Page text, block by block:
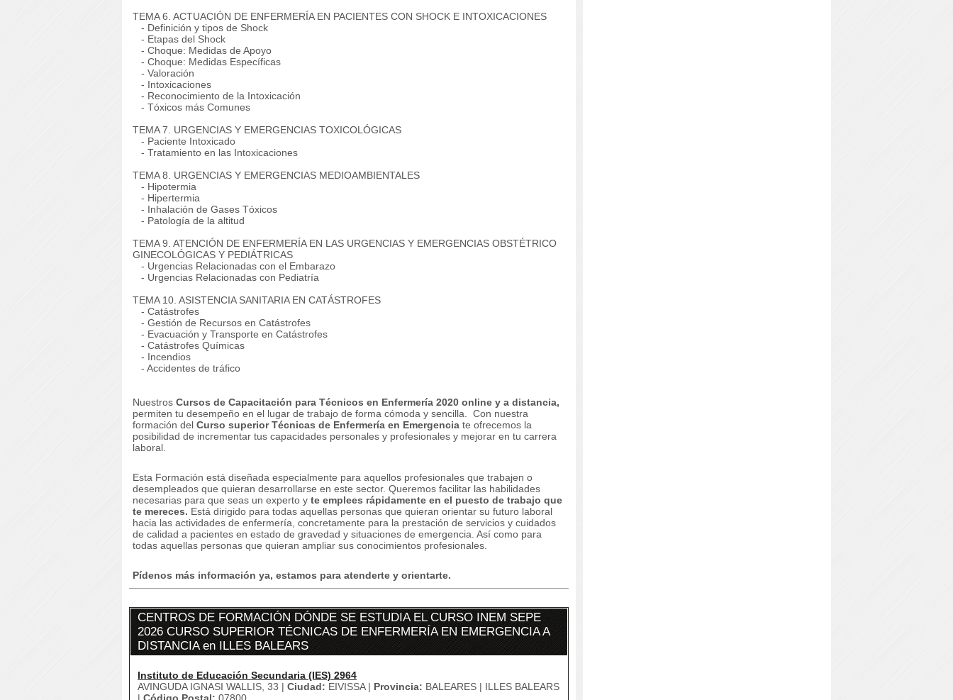
TEMA 6. ACTUACIÓN DE ENFERMERÍA EN PACIENTES CON SHOCK E INTOXICACIONES
- Definición y tipos de Shock
- Etapas del Shock
- Choque: Medidas de Apoyo
- Choque: Medidas Específicas
- Valoración
- Intoxicaciones
- Reconocimiento de la Intoxicación
- Tóxicos más Comunes
TEMA 7. URGENCIAS Y EMERGENCIAS TOXICOLÓGICAS
- Paciente Intoxicado
- Tratamiento en las Intoxicaciones
TEMA 8. URGENCIAS Y EMERGENCIAS MEDIOAMBIENTALES
- Hipotermia
- Hipertermia
- Inhalación de Gases Tóxicos
- Patología de la altitud
TEMA 9. ATENCIÓN DE ENFERMERÍA EN LAS URGENCIAS Y EMERGENCIAS OBSTÉTRICO
GINECOLÓGICAS Y PEDIÁTRICAS
- Urgencias Relacionadas con el Embarazo
- Urgencias Relacionadas con Pediatría
TEMA 10. ASISTENCIA SANITARIA EN CATÁSTROFES
- Catástrofes
- Gestión de Recursos en Catástrofes
- Evacuación y Transporte en Catástrofes
- Catástrofes Químicas
- Incendios
- Accidentes de tráfico
Nuestros Cursos de Capacitación para Técnicos en Enfermería 2020 online y a distancia,
permiten tu desempeño en el lugar de trabajo de forma cómoda y sencilla.
Con nuestra
formación del Curso superior Técnicas de Enfermería en Emergencia te ofrecemos la
posibilidad de incrementar tus capacidades personales y profesionales y mejorar en tu carrera
laboral.
Esta Formación está diseñada especialmente para aquellos profesionales que trabajen o
desempleados que quieran desarrollarse en este sector. Queremos facilitar las habilidades
necesarias para que seas un experto y te emplees rápidamente en el puesto de trabajo que
te mereces. Está dirigido para todas aquellas personas que quieran orientar su futuro laboral
hacia las actividades de enfermería, concretamente para la prestación de servicios y cuidados
de calidad a pacientes en estado de gravedad y situaciones de emergencia. Así como para
todas aquellas personas que quieran ampliar sus conocimientos profesionales.
Pídenos más información ya, estamos para atenderte y orientarte.
CENTROS DE FORMACIÓN DÓNDE SE ESTUDIA EL CURSO INEM SEPE
2026 CURSO SUPERIOR TÉCNICAS DE ENFERMERÍA EN EMERGENCIA A
DISTANCIA en ILLES BALEARS
Instituto de Educación Secundaria (IES) 2964
AVINGUDA IGNASI WALLIS, 33 | Ciudad: EIVISSA | Provincia: BALEARES | ILLES BALEARS